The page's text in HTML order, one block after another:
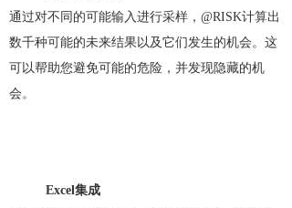
通过对不同的可能输入进行采样，@RISK计算出
数千种可能的未来结果以及它们发生的机会。这
可以帮助您避免可能的危险，并发现隐藏的机
会。
Excel集成